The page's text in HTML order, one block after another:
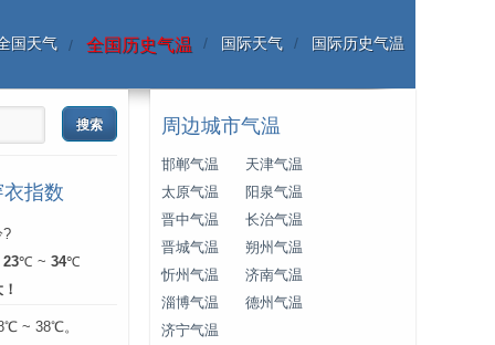
国天气 全国历史气温 国际天气 国际历史气温
指数
?
23℃ ~ 34℃
~ 38℃。
周边城市气温
邯郸气温
天津气温
太原气温
阳泉气温
晋中气温
长治气温
晋城气温
朔州气温
忻州气温
济南气温
淄博气温
德州气温
济宁气温